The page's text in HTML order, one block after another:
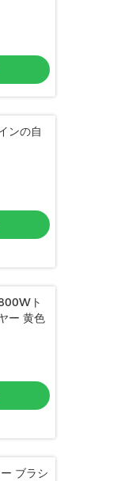
ンの自
ト
ー 黄色
ブラシ